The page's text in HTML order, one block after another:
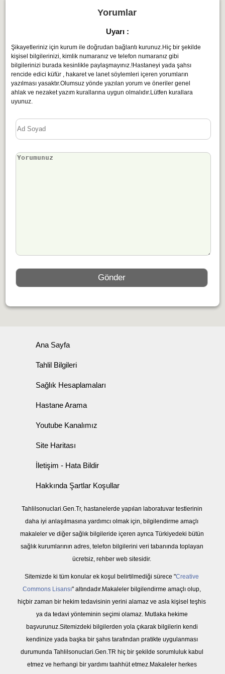
Yorumlar
Uyarı :
Şikayetleriniz için kurum ile doğrudan bağlantı kurunuz.Hiç bir şekilde
kişisel bilgilerinizi, kimlik numaranız ve telefon numaranız gibi
bilgilerinizi burada kesinlikle paylaşmayınız.!Hastaneyi yada şahsı
rencide edici küfür , hakaret ve lanet söylemleri içeren yorumların
yazılması yasaktır.Olumsuz yönde yazılan yorum ve öneriler genel
ahlak ve nezaket yazım kurallarına uygun olmalıdır.Lütfen kurallara
uyunuz.
Ana Sayfa
Tahlil Bilgileri
Sağlık Hesaplamaları
Hastane Arama
Youtube Kanalımız
Site Haritası
İletişim - Hata Bildir
Hakkında Şartlar Koşullar
Tahlilsonuclari.Gen.Tr, hastanelerde yapılan laboratuvar testlerinin
daha iyi anlaşılmasına yardımcı olmak için, bilgilendirme amaçlı
makaleler ve diğer sağlık bilgileride içeren ayrıca Türkiyedeki bütün
sağlık kurumlarının adres, telefon bilgilerini veri tabanında toplayan
ücretsiz, rehber web sitesidir.
Sitemizde ki tüm konular ek koşul belirtilmediği sürece "Creative
Commons Lisansı" altındadır.Makaleler bilgilendirme amaçlı olup,
hiçbir zaman bir hekim tedavisinin yerini alamaz ve asla kişisel teşhis
ya da tedavi yönteminin seçimi olamaz. Mutlaka hekime
başvurunuz.Sitemizdeki bilgilerden yola çıkarak bilgilerin kendi
kendinize yada başka bir şahıs tarafından pratikte uygulanması
durumunda Tahlilsonuclari.Gen.TR hiç bir şekilde sorumluluk kabul
etmez ve herhangi bir yardımı taahhüt etmez.Makaleler herkes